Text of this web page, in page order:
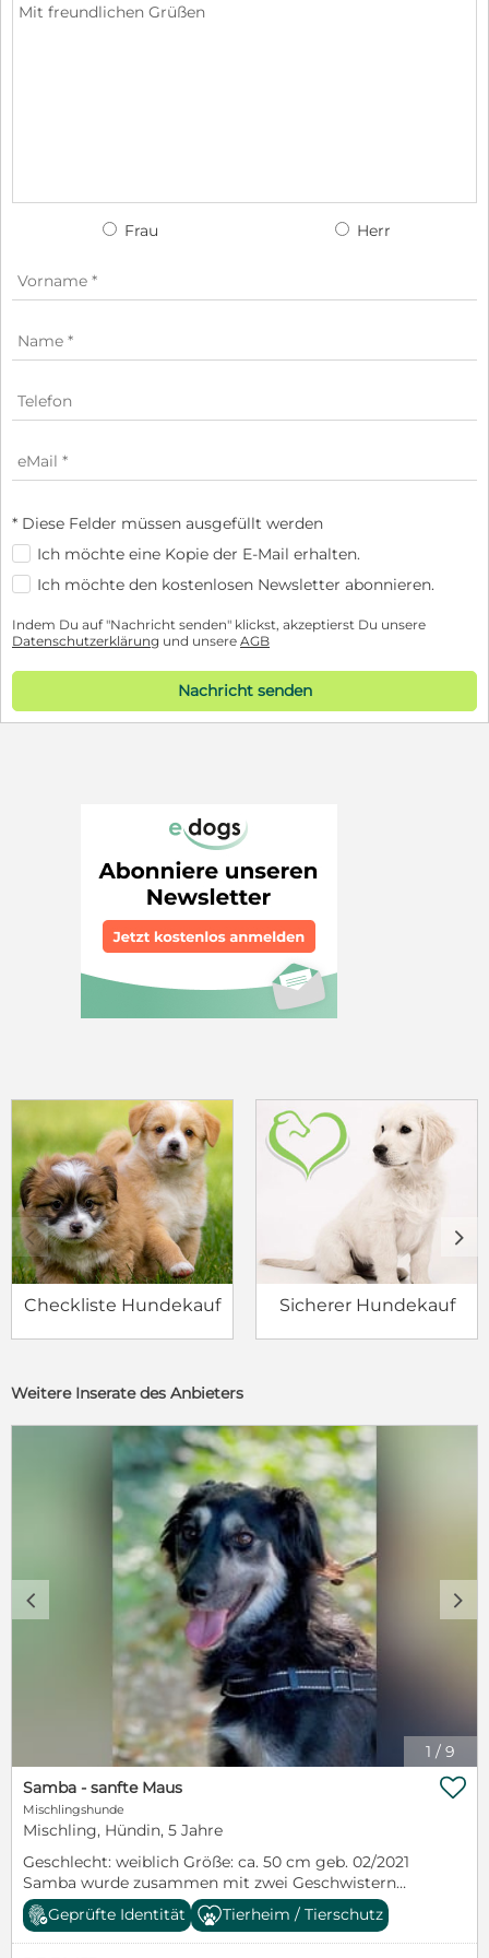
Frau Herr
* Diese Felder müssen ausgefüllt werden
Ich möchte eine Kopie der E-Mail erhalten.
Ich möchte den kostenlosen Newsletter abonnieren.
Indem Du auf "Nachricht senden" klickst, akzeptierst Du unsere
Datenschutzerklärung und unsere AGB
Nachricht senden
Checkliste Hundekauf Sicherer Hundekauf
c d
Weitere Inserate des Anbieters
1 / 9
c d
Samba - sanfte Maus
Mischlingshunde
Mischling, Hündin, 5 Jahre
Geschlecht: weiblich Größe: ca. 50 cm geb. 02/2021
Samba wurde zusammen mit zwei Geschwistern
gefunden, das ist nun über 3 Jahre her. Sie ist eine
sehr freundliche und positive Hündin, die allerdings
noch etwas zurückhaltend ist, wenn es darum geht,

Geprüfte Identität Tierheim / Tierschutz